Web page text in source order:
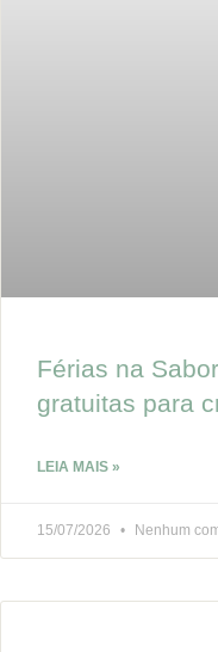
Férias na
gratuitas para
LEIA MAIS »
15/07/2026 Nenhum